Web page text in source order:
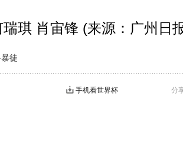
肖宙锋 (来源：广州日
徒
分
手机看世界杯